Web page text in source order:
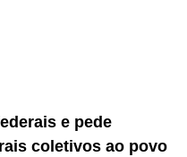
e pede
coletivos ao povo